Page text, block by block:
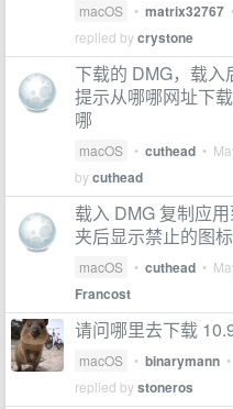
macOS • matrix32767
replied bycrystone
下载的 DMG，载
提示从哪哪网址下
哪
macOS • cuthead •
bycuthead
载入 DMG 复制应
夹后显示禁止的图标
macOS • cuthead •
Francost
请问哪里去下载
macOS • binarymann •
replied bystoneros